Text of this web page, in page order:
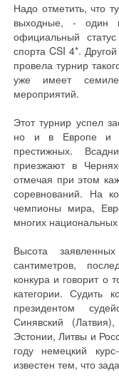
Надо отметить, что
выходные, - один
официальный
спорта CSI 4*.
провела турнир
уже имеет
мероприятий.
Этот турнир успел
но и в Европе и
престижных.
приезжают в
отмечая при этом
соревнований. На
чемпионы мира,
многих национальных
Высота
сантиметров,
конкура и говорит о
категории. Судить
президентом
Синявский
Эстонии, Литвы и
году немецкий
известен тем, что